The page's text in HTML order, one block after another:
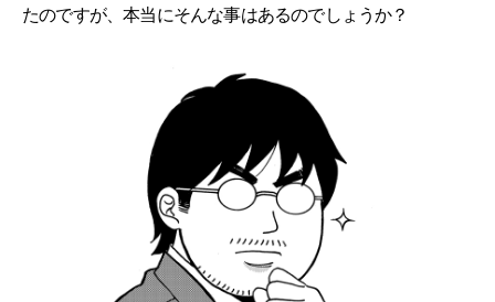
たのですが、本当にそんな事はあるのでしょうか？